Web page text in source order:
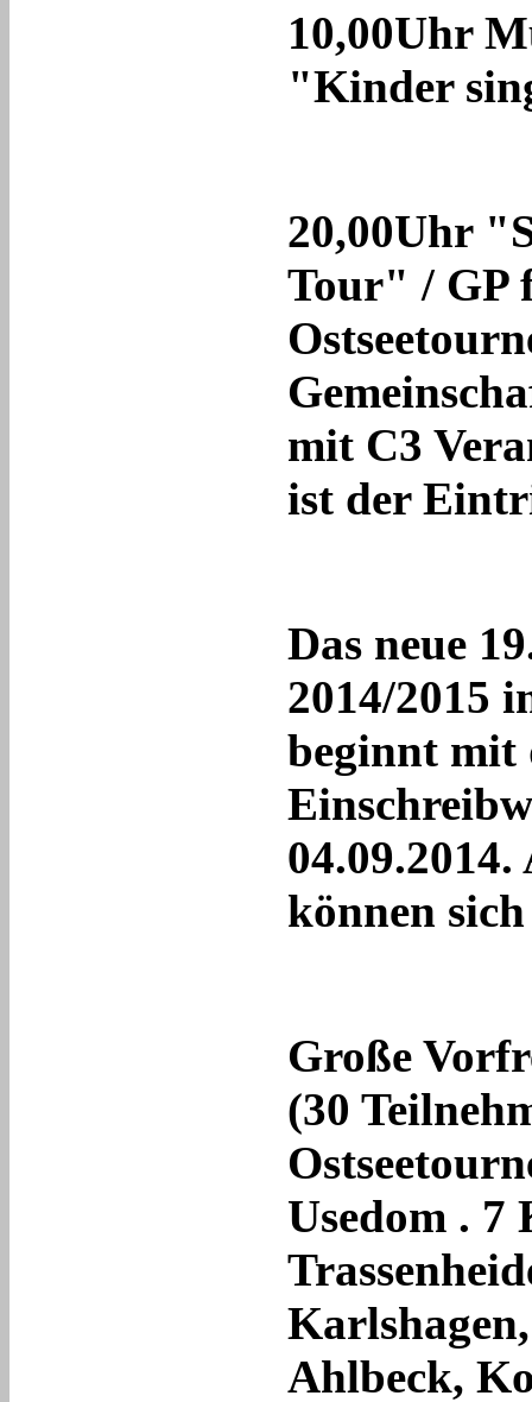
10,00Uhr
"Kinder
20,00Uhr
Tour" / GP
mit C3
ist der
Das neue
2014/2015
beginnt mit
können
Große
(30
Usedom . 7
Ahlbeck,